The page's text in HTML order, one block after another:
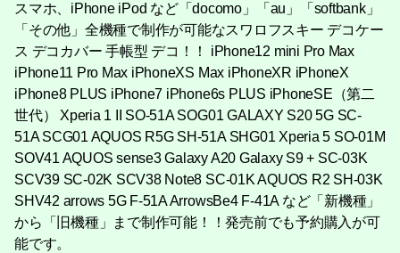
スマホ、iPhone iPod など「docomo」「au」「softbank」
「その他」全機種で制作が可能なスワロフスキー デコケー
ス デコカバー 手帳型 デコ！！ iPhone12 mini Pro Max
iPhone11 Pro Max iPhoneXS Max iPhoneXR iPhoneX
iPhone8 PLUS iPhone7 iPhone6s PLUS iPhoneSE（第二
世代） Xperia 1 II SO-51A SOG01 GALAXY S20 5G SC-
51A SCG01 AQUOS R5G SH-51A SHG01 Xperia 5 SO-01M
SOV41 AQUOS sense3 Galaxy A20 Galaxy S9 + SC-03K
SCV39 SC-02K SCV38 Note8 SC-01K AQUOS R2 SH-03K
SHV42 arrows 5G F-51A ArrowsBe4 F-41A など「新機種」
から「旧機種」まで制作可能！！発売前でも予約購入が可
能です。